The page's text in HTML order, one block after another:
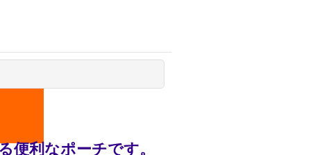
利なポーチです。